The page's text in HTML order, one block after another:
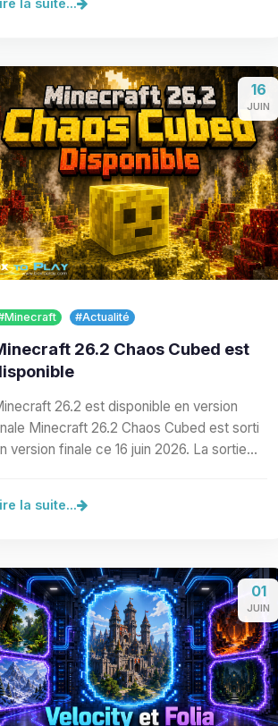
la suite...
16
JUIN
#Actualité
26.2 Chaos Cubed est
26.2 est disponible en version
Minecraft 26.2 Chaos Cubed est sorti
version finale ce 16 juin 2026. La sortie
la suite...
01
JUIN